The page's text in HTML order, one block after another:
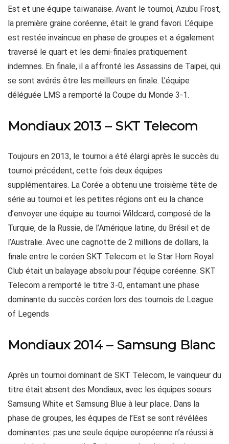
Est et une équipe taïwanaise. Avant le tournoi, Azubu Frost,
la première graine coréenne, était le grand favori. L’équipe
est restée invaincue en phase de groupes et a également
traversé le quart et les demi-finales pratiquement
indemnes. En finale, il a affronté les Assassins de Taipei, qui
se sont avérés être les meilleurs en finale. L’équipe
déléguée LMS a remporté la Coupe du Monde 3-1.
Mondiaux 2013 – SKT Telecom
Toujours en 2013, le tournoi a été élargi après le succès du
tournoi précédent, cette fois deux équipes
supplémentaires. La Corée a obtenu une troisième tête de
série au tournoi et les petites régions ont eu la chance
d’envoyer une équipe au tournoi Wildcard, composé de la
Turquie, de la Russie, de l’Amérique latine, du Brésil et de
l’Australie. Avec une cagnotte de 2 millions de dollars, la
finale entre le coréen SKT Telecom et le Star Horn Royal
Club était un balayage absolu pour l’équipe coréenne. SKT
Telecom a remporté le titre 3-0, entamant une phase
dominante du succès coréen lors des tournois de League
of Legends
Mondiaux 2014 – Samsung Blanc
Après un tournoi dominant de SKT Telecom, le vainqueur du
titre était absent des Mondiaux, avec les équipes soeurs
Samsung White et Samsung Blue à leur place. Dans la
phase de groupes, les équipes de l’Est se sont révélées
dominantes: pas une seule équipe européenne n’a réussi à